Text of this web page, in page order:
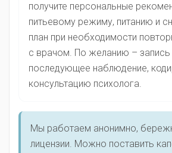
получите персональные
питьевому режиму, питанию и
план при необходимости
с врачом. По желанию – запись
последующее наблюдение,
консультацию психолога.
Мы работаем анонимно,
лицензии. Можно поставить